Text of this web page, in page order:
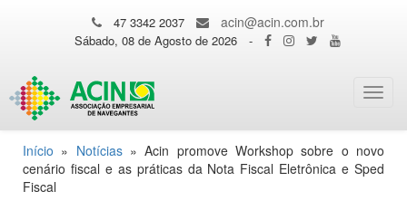
47 3342 2037 acin@acin.com.br
Sábado, 08 de Agosto de 2026 -
Início » Notícias»Acin promove Workshop sobre o novo
cenário fiscal e as práticas da Nota Fiscal Eletrônica e Sped
Fiscal